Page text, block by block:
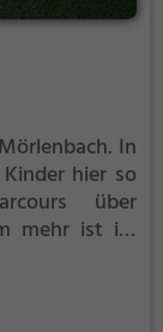
In
hier so
über
mehr ist im
für
Halle